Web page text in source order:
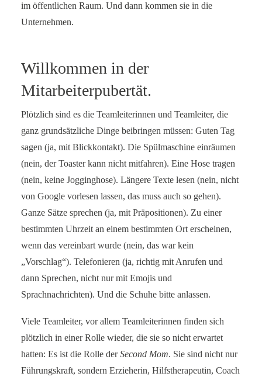
im öffentlichen Raum. Und dann kommen sie in die
Unternehmen.
Willkommen in der
Mitarbeiterpubertät.
Plötzlich sind es die Teamleiterinnen und Teamleiter, die
ganz grundsätzliche Dinge beibringen müssen: Guten Tag
sagen (ja, mit Blickkontakt). Die Spülmaschine einräumen
(nein, der Toaster kann nicht mitfahren). Eine Hose tragen
(nein, keine Jogginghose). Längere Texte lesen (nein, nicht
von Google vorlesen lassen, das muss auch so gehen).
Ganze Sätze sprechen (ja, mit Präpositionen). Zu einer
bestimmten Uhrzeit an einem bestimmten Ort erscheinen,
wenn das vereinbart wurde (nein, das war kein
„Vorschlag“). Telefonieren (ja, richtig mit Anrufen und
dann Sprechen, nicht nur mit Emojis und
Sprachnachrichten). Und die Schuhe bitte anlassen.
Viele Teamleiter, vor allem Teamleiterinnen finden sich
plötzlich in einer Rolle wieder, die sie so nicht erwartet
hatten: Es ist die Rolle derSecond Mom. Sie sind nicht nur
Führungskraft, sondern Erzieherin, Hilfstherapeutin, Coach